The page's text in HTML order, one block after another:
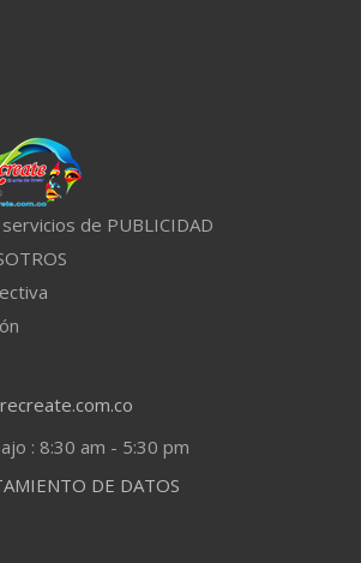
de PUBLICIDAD
: 8:30 am - 5:30 pm
DE DATOS